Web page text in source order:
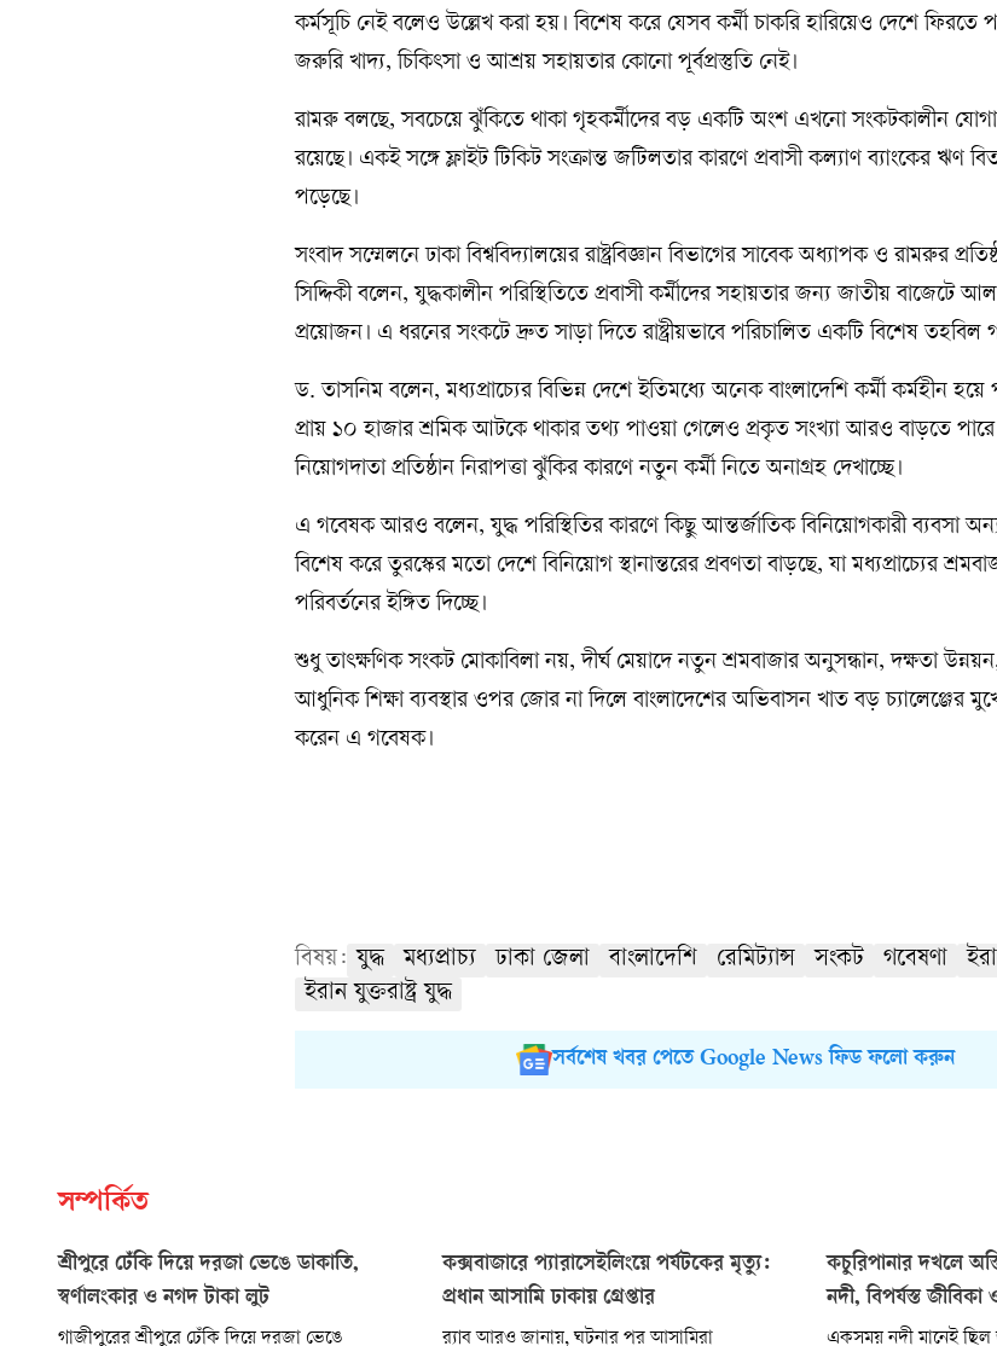
কর্মসূচি নেই বলেও উল্লেখ করা হয়। বিশেষ করে যেসব কর্মী চাকরি হারিয়েও দেশে ফিরতে
জরুরি খাদ্য, চিকিৎসা ও আশ্রয় সহায়তার কোনো পূর্বপ্রস্তুতি নেই।
রামরু বলছে, সবচেয়ে ঝুঁকিতে থাকা গৃহকর্মীদের বড় একটি অংশ এখনো সংকটকালীন
রয়েছে। একই সঙ্গে ফ্লাইট টিকিট সংক্রান্ত জটিলতার কারণে প্রবাসী কল্যাণ ব্যাংকের ঋণ
পড়েছে।
সংবাদ সম্মেলনে ঢাকা বিশ্ববিদ্যালয়ের রাষ্ট্রবিজ্ঞান বিভাগের সাবেক অধ্যাপক ও রামরুর
সিদ্দিকী বলেন, যুদ্ধকালীন পরিস্থিতিতে প্রবাসী কর্মীদের সহায়তার জন্য জাতীয় বাজেটে
প্রয়োজন। এ ধরনের সংকটে দ্রুত সাড়া দিতে রাষ্ট্রীয়ভাবে পরিচালিত একটি বিশেষ
ড. তাসনিম বলেন, মধ্যপ্রাচ্যের বিভিন্ন দেশে ইতিমধ্যে অনেক বাংলাদেশি কর্মী কর্মহীন
প্রায় ১০ হাজার শ্রমিক আটকে থাকার তথ্য পাওয়া গেলেও প্রকৃত সংখ্যা আরও বাড়তে
নিয়োগদাতা প্রতিষ্ঠান নিরাপত্তা ঝুঁকির কারণে নতুন কর্মী নিতে অনাগ্রহ দেখাচ্ছে।
এ গবেষক আরও বলেন, যুদ্ধ পরিস্থিতির কারণে কিছু আন্তর্জাতিক বিনিয়োগকারী ব্যবসা অন্য
বিশেষ করে তুরস্কের মতো দেশে বিনিয়োগ স্থানান্তরের প্রবণতা বাড়ছে, যা মধ্যপ্রাচ্যের
পরিবর্তনের ইঙ্গিত দিচ্ছে।
শুধু তাৎক্ষণিক সংকট মোকাবিলা নয়, দীর্ঘ মেয়াদে নতুন শ্রমবাজার অনুসন্ধান, দক্ষতা
আধুনিক শিক্ষা ব্যবস্থার ওপর জোর না দিলে বাংলাদেশের অভিবাসন খাত বড় চ্যালেঞ্জের
করেন এ গবেষক।
বিষয়: যুদ্ধ মধ্যপ্রাচ্য ঢাকা জেলা বাংলাদেশি রেমিট্যান্স সংকট গবেষণা
ইরান যুক্তরাষ্ট্র যুদ্ধ
সর্বশেষ খবর পেতে Google News ফিড ফলো করুন
সম্পর্কিত
শ্রীপুরে ঢেঁকি দিয়ে দরজা ভেঙে ডাকাতি,
স্বর্ণালংকার ও নগদ টাকা লুট
গাজীপুরের শ্রীপুরে ঢেঁকি দিয়ে দরজা ভেঙে
কক্সবাজারে প্যারাসেইলিংয়ে পর্যটকের মৃত্যু:
প্রধান আসামি ঢাকায় গ্রেপ্তার
র‌্যাব আরও জানায়, ঘটনার পর আসামিরা
কচুরিপানার দখলে
নদী, বিপর্যস্ত জীবিকা
একসময় নদী মানেই